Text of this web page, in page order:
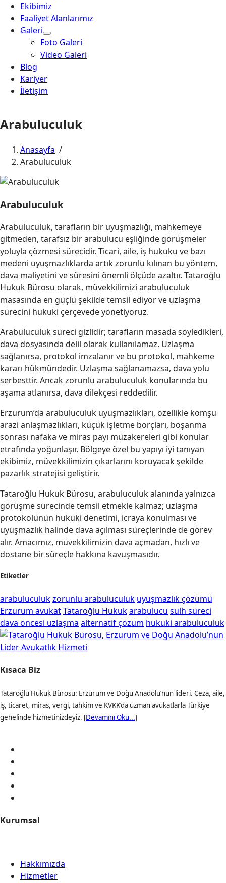
Ekibimiz
Faaliyet Alanlarımız
Galeri
Foto Galeri
Video Galeri
Blog
Kariyer
İletişim
Arabuluculuk
Anasayfa /
Arabuluculuk
Arabuluculuk
Arabuluculuk, tarafların bir uyuşmazlığı, mahkemeye
gitmeden, tarafsız bir arabulucu eşliğinde görüşmeler
yoluyla çözmesi sürecidir. Ticari, aile, iş hukuku ve bazı
medeni uyuşmazlıklarda artık zorunlu kılınan bu yöntem,
dava maliyetini ve süresini önemli ölçüde azaltır. Tataroğlu
Hukuk Bürosu olarak, müvekkilimizi arabuluculuk
masasında en güçlü şekilde temsil ediyor ve uzlaşma
sürecini hukuki çerçevede yönetiyoruz.
Arabuluculuk süreci gizlidir; tarafların masada söyledikleri,
dava dosyasında delil olarak kullanılamaz. Uzlaşma
sağlanırsa, protokol imzalanır ve bu protokol, mahkeme
kararı hükmündedir. Uzlaşma sağlanamazsa, dava yolu
serbesttir. Ancak zorunlu arabuluculuk konularında bu
aşama atlanırsa, dava dilekçesi reddedilir.
Erzurum’da arabuluculuk uyuşmazlıkları, özellikle komşu
arazi anlaşmazlıkları, küçük işletme borçları, boşanma
sonrası nafaka ve miras payı müzakereleri gibi konular
etrafında yoğunlaşır. Bölgeye özel bu yapıyı iyi tanıyan
ekibimiz, müvekkilimizin çıkarlarını koruyacak şekilde
pazarlık stratejisi geliştirir.
Tataroğlu Hukuk Bürosu, arabuluculuk alanında yalnızca
görüşme sürecinde temsil etmekle kalmaz; uzlaşma
protokolünün hukuki denetimi, icraya konulması ve
uyuşmazlık halinde dava açılması süreçlerinde de görev
alır. Amacımız, müvekkilimizin dava açmadan, hızlı ve
dostane bir süreçle hakkına kavuşmasıdır.
Etiketler
arabuluculukzorunlu arabuluculuk uyuşmazlık çözümü
Erzurum avukatTataroğlu Hukukarabulucu sulh süreci
dava öncesi uzlaşma alternatif çözüm hukuki arabuluculuk
Kısaca Biz
Tataroğlu Hukuk Bürosu: Erzurum ve Doğu Anadolu’nun lideri. Ceza, aile,
iş, ticaret, miras, vergi, tahkim ve KVKK’da uzman avukatlarla Türkiye
genelinde hizmetinizdeyiz. [Devamını Oku...]
Kurumsal
Hakkımızda
Hizmetler